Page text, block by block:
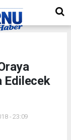
Edilecek
- 23:09